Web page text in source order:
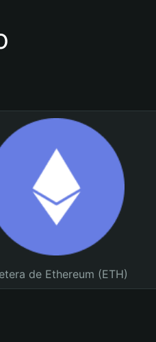
de Ethereum (ETH)